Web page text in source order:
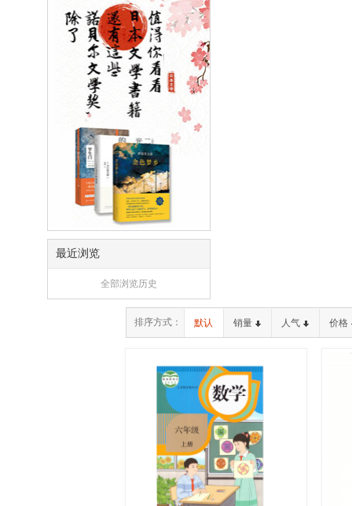
最近浏览
全部浏览历史
排序方式： 默认 销量 人气 价格